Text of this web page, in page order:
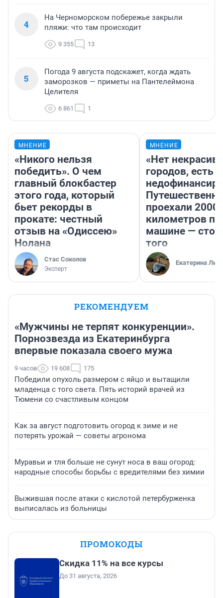
4
На Черноморском побережье закрыли
пляжи: что там происходит
9 355 13
5
Погода 9 августа подскажет, когда ждать
заморозков — приметы на Пантелеймона
Целителя
6 861 1
МНЕНИЕ
«Никого нельзя
победить». О чем
главный блокбастер
этого года, который
бьет рекорды в
прокате: честный
отзыв на «Одиссею»
Нолана
Стас Соколов
Эксперт
МНЕНИЕ
«Нет
городов, есть
проехали 2000
километров по
машине —
того
Екатерина
РЕКОМЕНДУЕМ
«Мужчины не терпят конкуренции».
Порнозвезда из Екатеринбурга
впервые показала своего мужа
9 часов 19 608 175
Победили опухоль размером с яйцо и вытащили
младенца с того света. Пять историй врачей из
Тюмени со счастливым концом
Как за август подготовить огород к зиме и не
потерять урожай — советы агронома
Муравьи и тля больше не сунут носа в ваш огород:
народные способы борьбы с вредителями без химии
Выжившая после атаки с кислотой петербурженка
выписалась из больницы
ПРОМОКОДЫ
Скидка 11% на все курсы
До 31 августа, 2026